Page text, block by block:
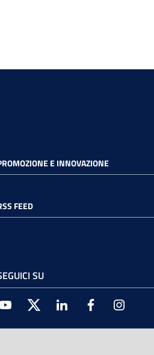
E INNOVAZIONE
FEED
SU
Youtube Twitter Linkedin Facebook